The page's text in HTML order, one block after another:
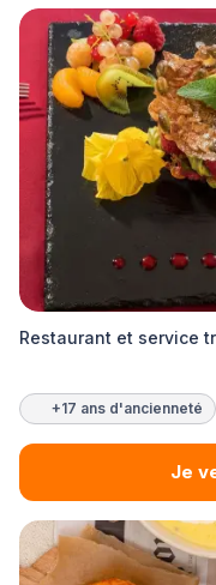
Restaurant et service
+17 ans d'ancienneté
Je